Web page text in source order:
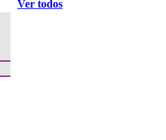
Ver todos